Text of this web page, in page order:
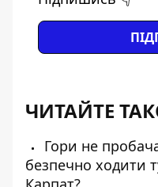
ЧИТАЙТЕ
Гори не
безпечно ходити